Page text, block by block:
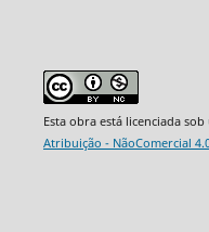
Esta obra está licenciada sob
Atribuição - NãoComercial